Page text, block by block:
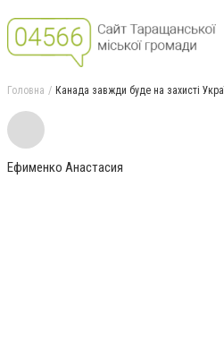
Головна Канада завжди буде на захисті
Ефименко Анастасия